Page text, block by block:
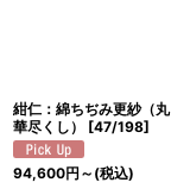
紺仁：綿ちぢみ更紗（丸
華尽くし）
[47/198]
94,600円 ～ (税込)